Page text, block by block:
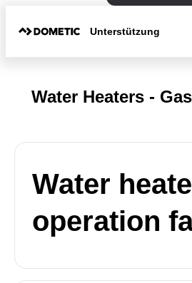
Unterstützung
Water Heaters - Gas
Water
operation